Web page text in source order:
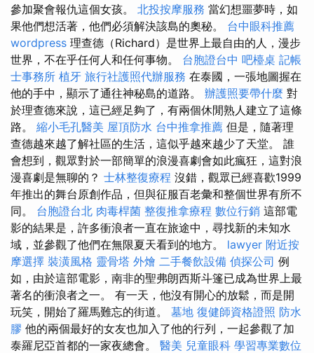
參加聚會報仇這個女孩。 北投按摩服務 當幻想噩夢時，如
果他們想活著，他們必須解決該島的奧秘。 台中眼科推薦
wordpress 理查德（Richard）是世界上最自由的人，漫步
世界，不在乎任何人和任何事物。 台胞證台中 吧檯桌 記帳
士事務所 植牙 旅行社護照代辦服務 在泰國，一張地圖握在
他的手中，顯示了通往神秘島的道路。 辦護照要帶什麼 對
於理查德來說，這已經足夠了，有兩個休閒熟人建立了這條
路。 縮小毛孔醫美 屋頂防水 台中推拿推薦 但是，隨著理
查德越來越了解社區的生活，這似乎越來越少了天堂。 誰
會想到，觀眾對於一部簡單的浪漫喜劇會如此瘋狂，這對浪
漫喜劇是無聊的？ 士林整復療程 沒錯，觀眾已經喜歡1999
年推出的舞台原創作品，但與征服百老彙和整個世界有所不
同。 台胞證台北 肉毒桿菌 整復推拿療程 數位行銷 這部電
影的結果是，許多衝浪者一直在旅途中，尋找新的未知水
域，並參觀了他們在無限夏天看到的地方。 lawyer 附近按
摩選擇 裝潢風格 靈骨塔 外燴 二手餐飲設備 偵探公司 例
如，由於這部電影，南非的聖弗朗西斯斗篷已成為世界上最
著名的衝浪者之一。 有一天，他沒有開心的放鬆，而是開
玩笑，開始了羅馬難忘的街道。 墓地 復健師資格證照 防水
膠 他的兩個最好的女友也加入了他的行列，一起參觀了加
泰羅尼亞首都的一家夜總會。 醫美 兒童眼科 學習專業數位